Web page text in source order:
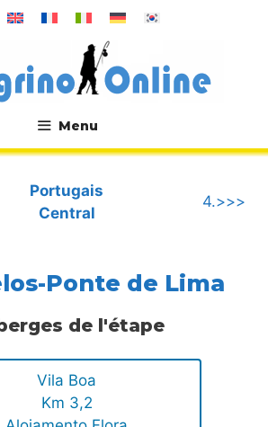
Menu
Portugais
Central
4.>>>
Ponte de Lima
de l'étape
Vila Boa
Km 3,2